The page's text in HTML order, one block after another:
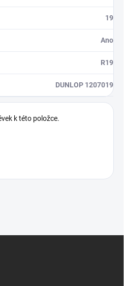
19
Ano
R19
DUNLOP 1207019
k této položce.